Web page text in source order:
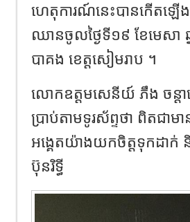
ហេតុការណ៍នេះបានកើតឡើ
ឈានចូលថ្ងៃទី១៩ ខែមេសា
បាគង ខេត្តសៀមរាប ។
លោកឧត្តមសេនីយ៍ ភឹង ចន្ដា
ប្រាប់តាមទូរស័ព្ទថា ពិតជា
អង្គេតយ៉ាងយកចិត្តទុកដាក់
ប៊ុនរិទ្ធី